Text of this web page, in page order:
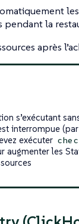
pendant la
après
s’exécutant
interrompue
exécuter
augmenter les